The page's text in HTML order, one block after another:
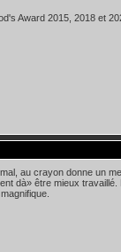
Award 2015, 2018 et
au crayon donne un
dà» être mieux